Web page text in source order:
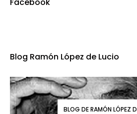
Blog Ramón López de Lucio
BLOG DE RAMÓN LÓPEZ